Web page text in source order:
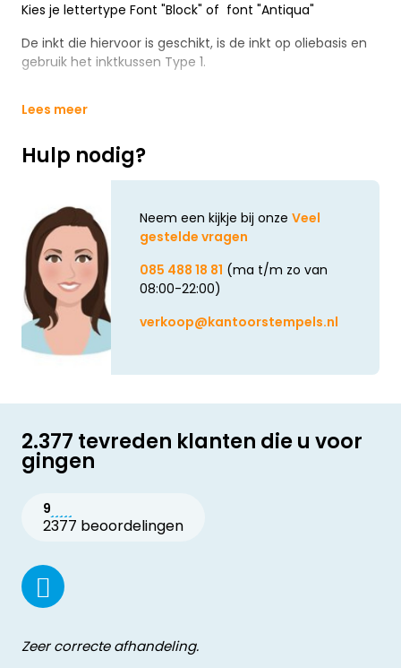
Kies je lettertype Font "Block" of font "Antiqua"
De inkt die hiervoor is geschikt, is de inkt op oliebasis en
gebruik het inktkussen Type 1.
Lees meer
Hulp nodig?
Neem een kijkje bij onze Veel
gestelde vragen
085 488 18 81 (ma t/m zo van
08:00-22:00)
verkoop@kantoorstempels.nl
2.377 tevreden klanten die u voor
gingen
9
2377 beoordelingen
Zeer correcte afhandeling.